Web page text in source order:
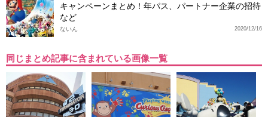
キャンペーンまとめ！年パス、パートナー企業の招待
など
2020/12/16
ないん
同じまとめ記事に含まれている画像一覧